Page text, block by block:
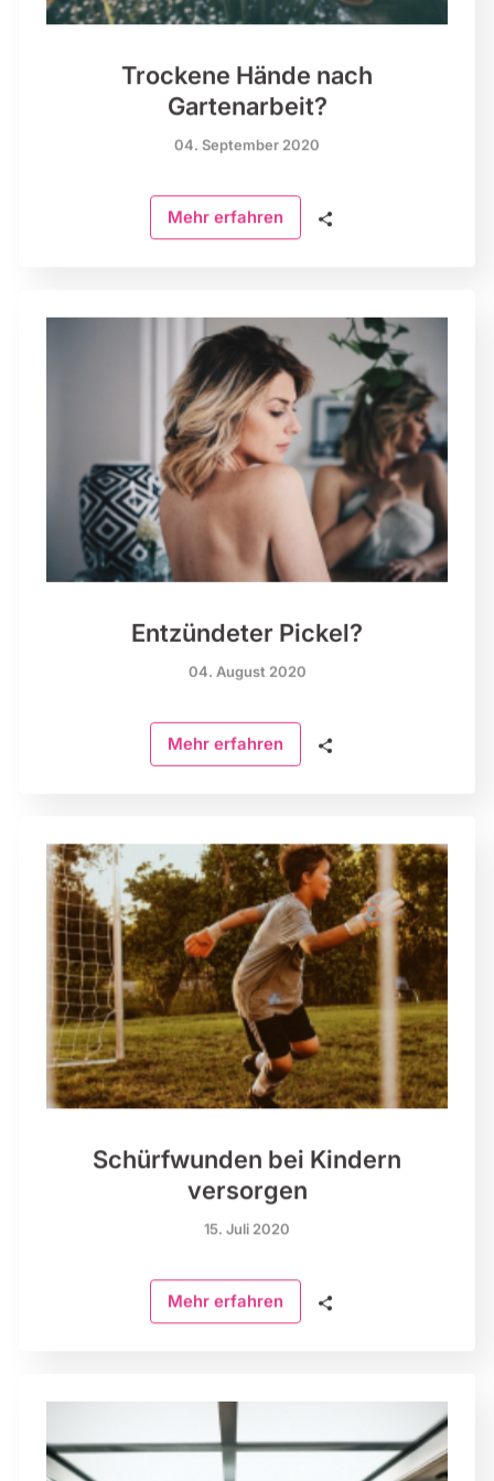
Trockene Hände nach
Gartenarbeit?
04. September 2020
Mehr erfahren 🗣
Entzündeter Pickel?
04. August 2020
Mehr erfahren 🗣
Schürfwunden bei Kindern
versorgen
15. Juli 2020
Mehr erfahren 🗣